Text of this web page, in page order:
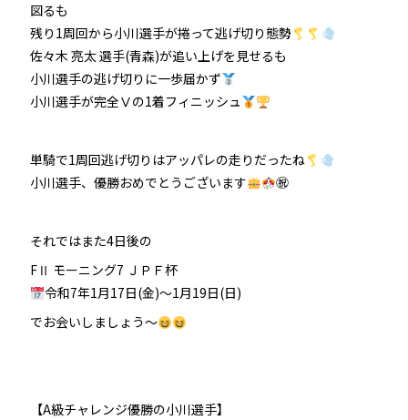
図るも
残り1周回から小川選手が捲って逃げ切り態勢
佐々木 亮太 選手(青森)が追い上げを見せるも
小川選手の逃げ切りに一歩届かず
小川選手が完全Ⅴの1着フィニッシュ
単騎で1周回逃げ切りはアッパレの走りだったね
小川選手、優勝おめでとうございます
㊗
それではまた4日後の
FⅡ モーニング7 ＪＰＦ杯
令和7年1月17日(金)〜1月19日(日)
でお会いしましょう～
【A級チャレンジ優勝の小川選手】